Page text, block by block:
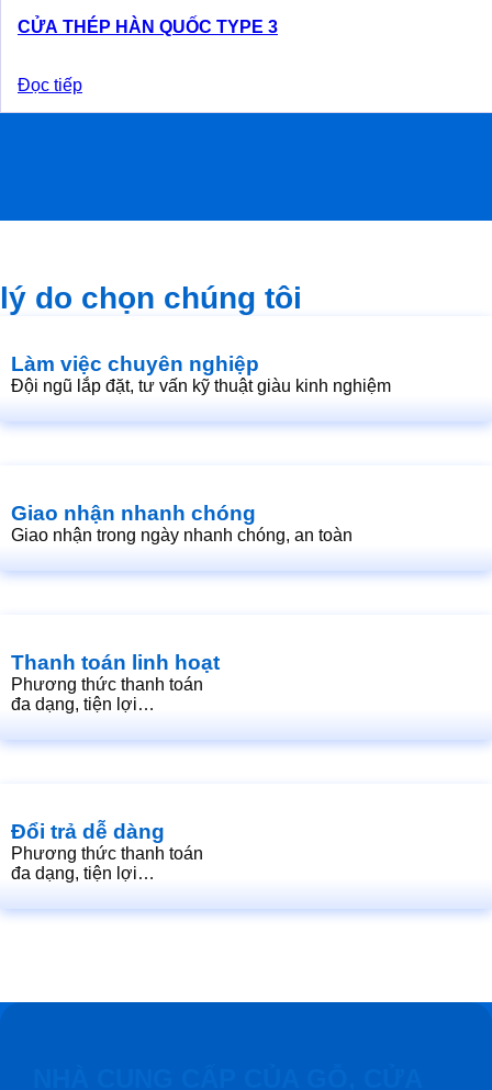
CỬA THÉP HÀN QUỐC TYPE 3
Đọc tiếp
lý do chọn chúng tôi
Làm việc chuyên nghiệp
Đội ngũ lắp đặt, tư vấn kỹ thuật giàu kinh nghiệm
Giao nhận nhanh chóng
Giao nhận trong ngày nhanh chóng, an toàn
Thanh toán linh hoạt
Phương thức thanh toán
đa dạng, tiện lợi…
Đổi trả dễ dàng
Phương thức thanh toán
đa dạng, tiện lợi…